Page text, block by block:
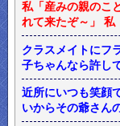
私「産みの親のこ
れて来たぞ～」 私
クラスメイトにフ
子ちゃんなら許し
近所にいつも笑顔
いからその爺さん